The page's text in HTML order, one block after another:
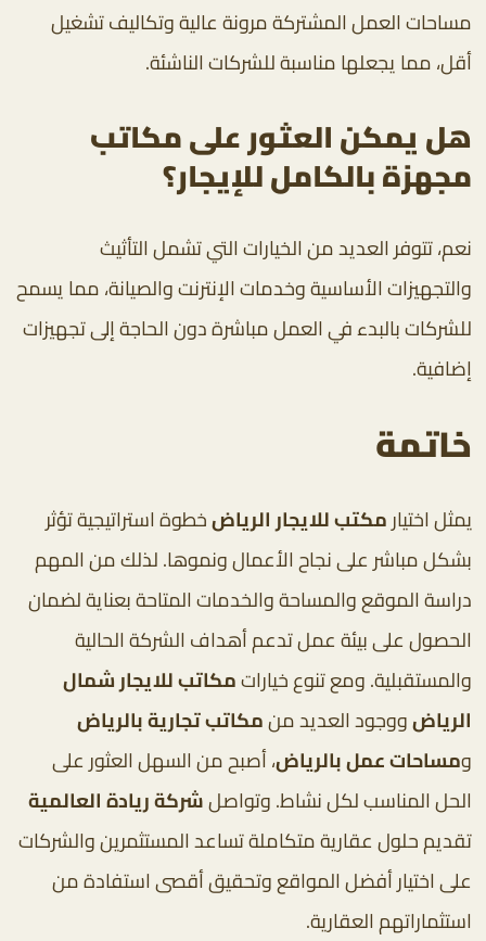
مساحات العمل المشتركة مرونة عالية وتكاليف تشغيل
أقل، مما يجعلها مناسبة للشركات الناشئة.
هل يمكن العثور على مكاتب
مجهزة بالكامل للإيجار؟
نعم، تتوفر العديد من الخيارات التي تشمل التأثيث
والتجهيزات الأساسية وخدمات الإنترنت والصيانة، مما يسمح
للشركات بالبدء في العمل مباشرة دون الحاجة إلى تجهيزات
إضافية.
خاتمة
يمثل اختيارمكتب للايجار الرياضخطوة استراتيجية تؤثر
بشكل مباشر على نجاح الأعمال ونموها. لذلك من المهم
دراسة الموقع والمساحة والخدمات المتاحة بعناية لضمان
الحصول على بيئة عمل تدعم أهداف الشركة الحالية
والمستقبلية. ومع تنوع خياراتمكاتب للايجار شمال
الرياضووجود العديد منمكاتب تجارية بالرياض
ومساحات عمل بالرياض، أصبح من السهل العثور على
الحل المناسب لكل نشاط. وتواصلشركة ريادة العالمية
تقديم حلول عقارية متكاملة تساعد المستثمرين والشركات
على اختيار أفضل المواقع وتحقيق أقصى استفادة من
استثماراتهم العقارية.